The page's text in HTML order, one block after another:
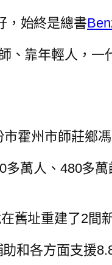
，始終是總書
、靠年輕人，
霍州市師莊鄉馮
萬人、480多
舊址重建了2間
和各方面支援